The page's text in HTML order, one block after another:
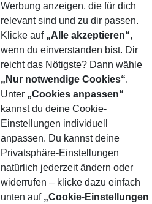
Werbung anzeigen, die für dich
relevant sind und zu dir passen.
Klicke auf „Alle akzeptieren“,
wenn du einverstanden bist. Dir
reicht das Nötigste? Dann wähle
„Nur notwendige Cookies“.
Unter „Cookies anpassen“
kannst du deine Cookie-
Einstellungen individuell
anpassen. Du kannst deine
Privatsphäre-Einstellungen
natürlich jederzeit ändern oder
widerrufen – klicke dazu einfach
unten auf „Cookie-Einstellungen